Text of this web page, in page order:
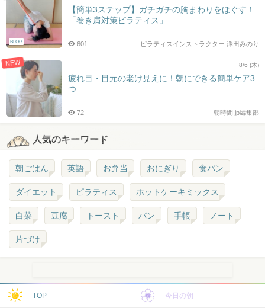
BLOG
【簡単3ステップ】ガチガチの胸まわりをほぐす！
「巻き肩対策ピラティス」
ピラティスインストラクター 澤田みのり
601
NEW 8/6 (木)
疲れ目・目元の老け見えに！朝にできる簡単ケア3
つ
朝時間.jp編集部
72
人気のキーワード
朝ごはん 英語 お弁当 おにぎり 食パン
ダイエット ピラティス ホットケーキミックス
白菜 豆腐 トースト パン 手帳 ノート
片づけ
TOP 今日の朝